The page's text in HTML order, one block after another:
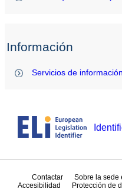
Información
Servicios de información
Contactar Sobre la sede
Accesibilidad
Protección de